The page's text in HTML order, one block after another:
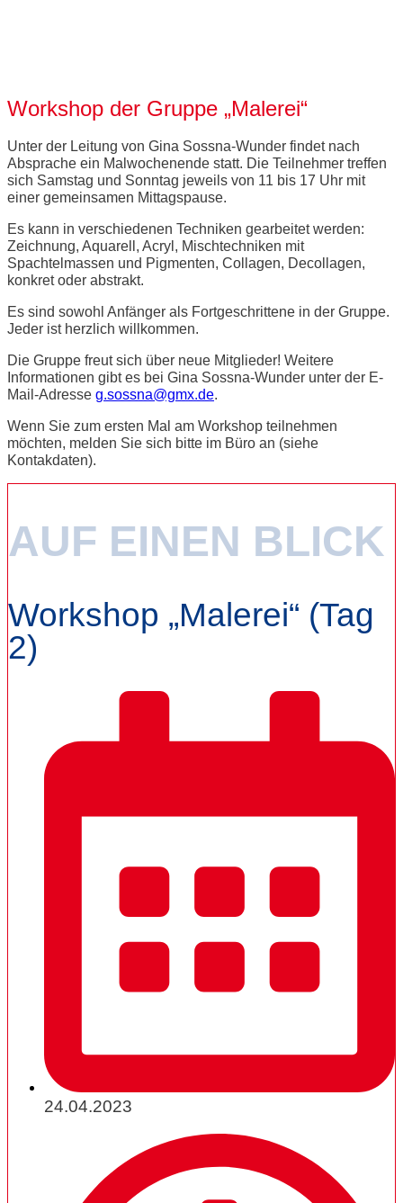
Workshop der Gruppe „Malerei“
Unter der Leitung von Gina Sossna-Wunder findet nach
Absprache ein Malwochenende statt. Die Teilnehmer treffen
sich Samstag und Sonntag jeweils von 11 bis 17 Uhr mit
einer gemeinsamen Mittagspause.
Es kann in verschiedenen Techniken gearbeitet werden:
Zeichnung, Aquarell, Acryl, Mischtechniken mit
Spachtelmassen und Pigmenten, Collagen, Decollagen,
konkret oder abstrakt.
Es sind sowohl Anfänger als Fortgeschrittene in der Gruppe.
Jeder ist herzlich willkommen.
Die Gruppe freut sich über neue Mitglieder! Weitere
Informationen gibt es bei Gina Sossna-Wunder unter der E-
Mail-Adresse g.sossna@gmx.de.
Wenn Sie zum ersten Mal am Workshop teilnehmen
möchten, melden Sie sich bitte im Büro an (siehe
Kontakdaten).
AUF EINEN BLICK
Workshop „Malerei“ (Tag
2)
24.04.2023